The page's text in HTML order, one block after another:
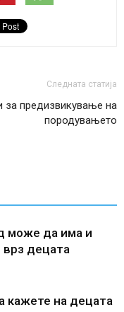
Следната статија
за предизвикување на
породувањето
може да има и
врз децата
кажете на децата